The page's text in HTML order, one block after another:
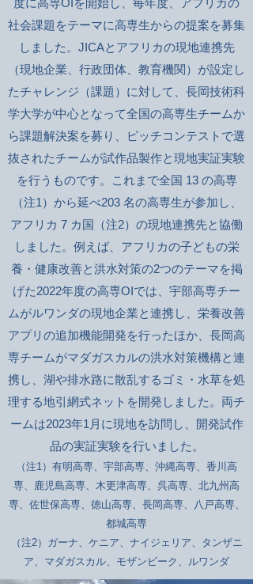
度に高専OIを開始し、毎年度、アフリカの
社会課題をテーマに高専生からの提案を募集
しました。JICAとアフリカの現地連携先
（現地企業、行政団体、教育機関）が設定し
たチャレンジ（課題）に対して、長岡技術科
学大学が中心となって全国の高専生チームか
ら課題解決案を募り、ピッチコンテストで選
抜されたチームが試作品製作と現地実証実験
を行うものです。これまで全国 13 の高専
（注1）から延べ203 名の高専生が参加し、
アフリカ 7 カ国（注2）の現地連携先と協働
しました。例えば、アフリカの子どもの栄
養・健康改善と洪水対策の2つのテーマを掲
げた2022年度の高専OIでは、宇部高専チー
ムがルワンダの現地企業と連携し、栄養改善
アプリの追加機能開発を行ったほか、長岡高
専チームがマダガスカルの洪水対策機構と連
携し、湖や排水路に散乱するゴミ・水草を処
理する地引網式ネットを開発しました。両チ
ームは2023年1月に現地を訪問し、開発試作
品の実証実験を行いました。
（注1）有明高専、宇部高専、沖縄高専、香川高
専、鹿児島高専、木更津高専、呉高専、北九州高
専、佐世保高専、徳山高専、長岡高専、八戸高専、
都城高専
（注2）ガーナ、ケニア、ナイジェリア、タンザニ
ア、マダガスカル、モザンビーク、ルワンダ